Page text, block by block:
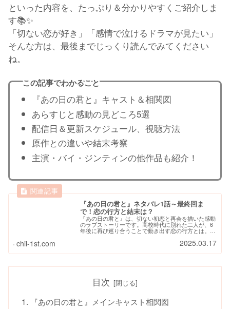
といった内容を、たっぷり＆分かりやすくご紹介しま
す📚✨
「切ない恋が好き」「感情で泣けるドラマが見たい」
そんな方は、最後までじっくり読んでみてください
ね。
この記事でわかること
『あの日の君と』キャスト＆相関図
あらすじと感動の見どころ5選
配信日＆更新スケジュール、視聴方法
原作との違いや結末考察
主演・バイ・ジンティンの他作品も紹介！
『あの日の君と』ネタバレ1話～最終回ま
で！恋の行方と結末は？
『あの日の君と』は、切ない初恋と再会を描いた感動
のラブストーリーです。高校時代に別れた二人が、6
年後に再び巡り合うことで動き出す恋の行方とは。本
記事では、1話から最終回までのあらすじをネタバレ
付きで紹介しながら、物語の見どころや登場人物の
chii-1st.com 2025.03.17
目次
『あの日の君と』メインキャスト相関図